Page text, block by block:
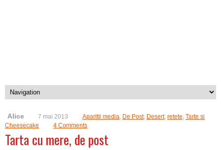
Alice 7 mai 2013 Aparitii media, De Post, Desert, retete, Tarte si
Cheesecake
4 Comments
Tarta cu mere, de post